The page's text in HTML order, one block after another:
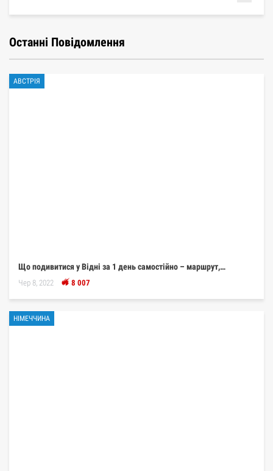
Останні Повідомлення
АВСТРІЯ
Що подивитися у Відні за 1 день самостійно – маршрут,…
Чер 8, 2022 8 007
НІМЕЧЧИНА